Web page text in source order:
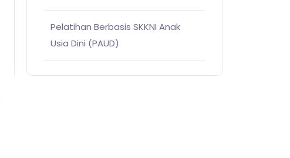
Pelatihan Berbasis SKKNI Anak
Usia Dini (PAUD)